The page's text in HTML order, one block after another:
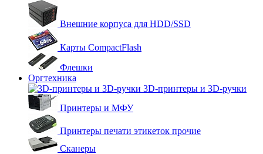
Внешние корпуса для HDD/SSD
Карты CompactFlash
Флешки
Оргтехника
3D-принтеры и 3D-ручки
Принтеры и МФУ
Принтеры печати этикеток прочие
Сканеры